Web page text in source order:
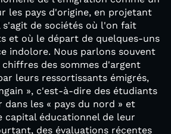
les pays d'origine, en projetant
de sociétés où l'on fait
et où le départ de quelques-uns
indolore. Nous parlons souvent
des sommes d'argent
leurs ressortissants émigrés,
», c'est-à-dire des étudiants
les « pays du nord » et
capital éducationnel de leur
des évaluations récentes